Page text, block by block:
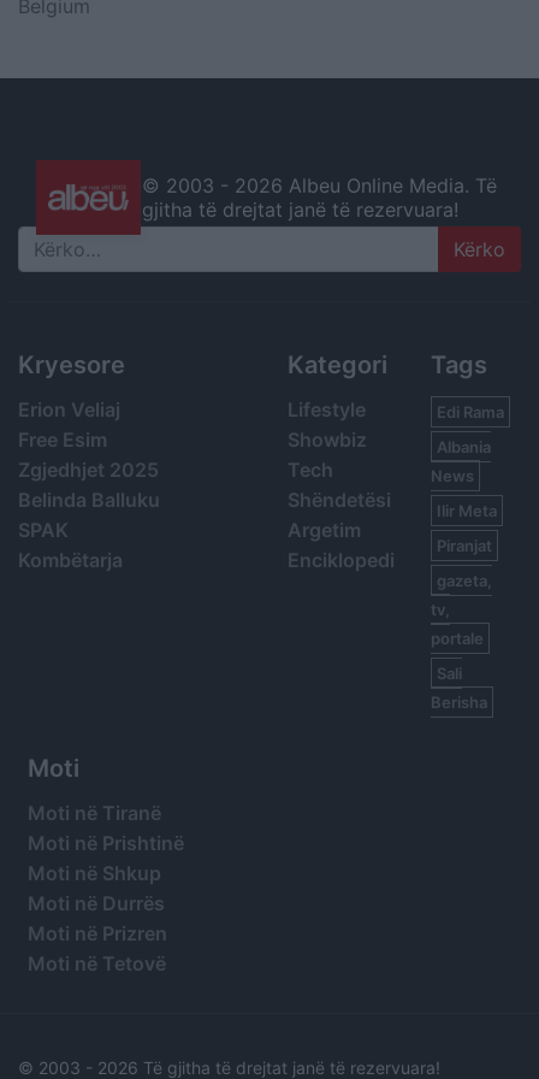
Belgium
© 2003 - 2026 Albeu Online Media. Të
gjitha të drejtat janë të rezervuara!
Search
Kryesore
Erion Veliaj
Free Esim
Zgjedhjet 2025
Belinda Balluku
SPAK
Kombëtarja
Kategori
Lifestyle
Showbiz
Tech
Shëndetësi
Argetim
Enciklopedi
Tags
Edi Rama
Albania
News
Ilir Meta
Piranjat
gazeta,
tv,
portale
Sali
Berisha
Moti
Moti në Tiranë
Moti në Prishtinë
Moti në Shkup
Moti në Durrës
Moti në Prizren
Moti në Tetovë
© 2003 - 2026 Të gjitha të drejtat janë të rezervuara!